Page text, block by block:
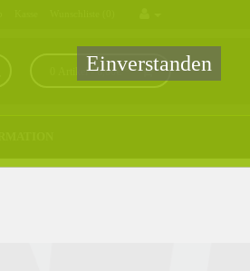
0 Artikel - 0,00€ *
Einverstanden